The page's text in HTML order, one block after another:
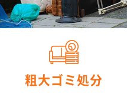
粗大ゴミ処分